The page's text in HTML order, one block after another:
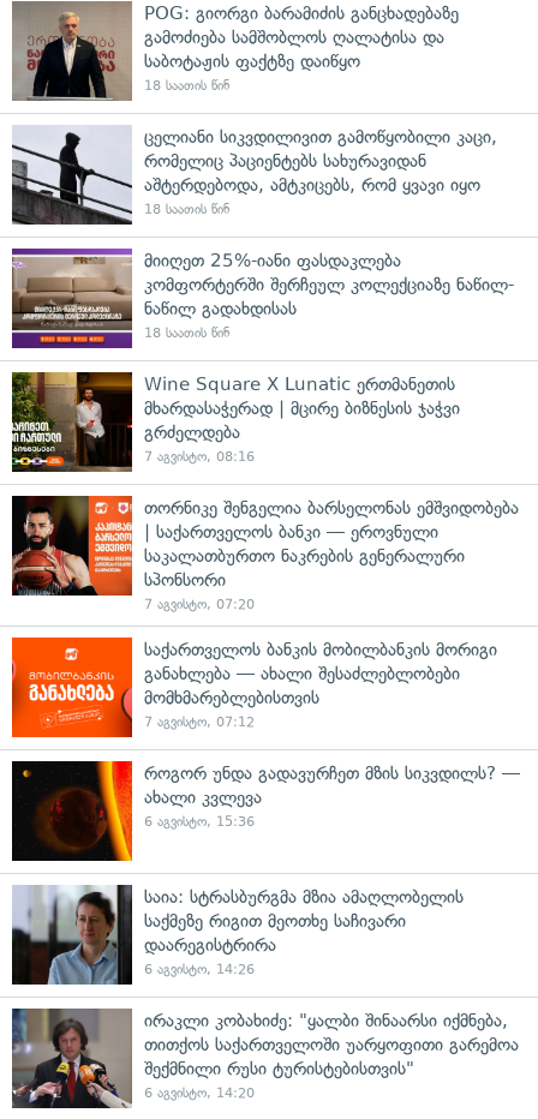
POG: გიორგი ბარამიძის განცხადებაზე
გამოძიება სამშობლოს ღალატისა და
საბოტაჟის ფაქტზე დაიწყო
18 საათის წინ
ცელიანი სიკვდილივით გამოწყობილი კაცი,
რომელიც პაციენტებს სახურავიდან
აშტერდებოდა, ამტკიცებს, რომ ყვავი იყო
18 საათის წინ
მიიღეთ 25%-იანი ფასდაკლება
კომფორტერში შერჩეულ კოლექციაზე ნაწილ-
ნაწილ გადახდისას
18 საათის წინ
Wine Square X Lunatic ერთმანეთის
მხარდასაჭერად | მცირე ბიზნესის ჯაჭვი
გრძელდება
7 აგვისტო, 08:16
თორნიკე შენგელია ბარსელონას ემშვიდობება
| საქართველოს ბანკი — ეროვნული
საკალათბურთო ნაკრების გენერალური
სპონსორი
7 აგვისტო, 07:20
საქართველოს ბანკის მობილბანკის მორიგი
განახლება — ახალი შესაძლებლობები
მომხმარებლებისთვის
7 აგვისტო, 07:12
როგორ უნდა გადავურჩეთ მზის სიკვდილს? —
ახალი კვლევა
6 აგვისტო, 15:36
საია: სტრასბურგმა მზია ამაღლობელის
საქმეზე რიგით მეოთხე საჩივარი
დაარეგისტრირა
6 აგვისტო, 14:26
ირაკლი კობახიძე: "ყალბი შინაარსი იქმნება,
თითქოს საქართველოში უარყოფითი გარემოა
შექმნილი რუსი ტურისტებისთვის"
6 აგვისტო, 14:20